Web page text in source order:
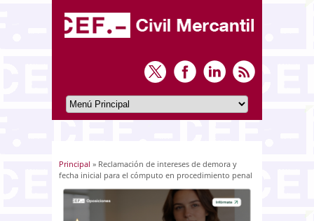
Usted está aquí
Principal » Reclamación de intereses de demora y
fecha inicial para el cómputo en procedimiento penal